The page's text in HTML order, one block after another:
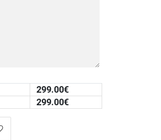
299.00€
299.00€